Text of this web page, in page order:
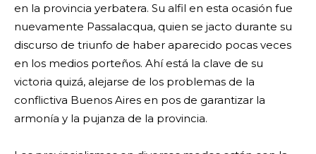
en la provincia yerbatera. Su alfil en esta ocasión fue
nuevamente Passalacqua, quien se jacto durante su
discurso de triunfo de haber aparecido pocas veces
en los medios porteños. Ahí está la clave de su
victoria quizá, alejarse de los problemas de la
conflictiva Buenos Aires en pos de garantizar la
armonía y la pujanza de la provincia.